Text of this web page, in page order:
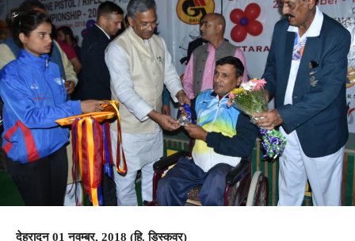
देहरादून 01 नवम्बर, 2018 (हि. डिस्कवर)